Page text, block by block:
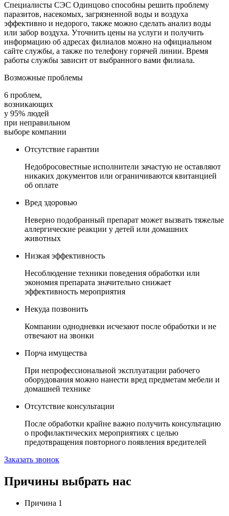
Специалисты СЭС Одинцово способны решить проблему
паразитов, насекомых, загрязненной воды и воздуха
эффективно и недорого, также можно сделать анализ воды
или забор воздуха. Уточнить цены на услуги и получить
информацию об адресах филиалов можно на официальном
сайте службы, а также по телефону горячей линии. Время
работы службы зависит от выбранного вами филиала.
Возможные проблемы
6 проблем,
возникающих
у 95% людей
при неправильном
выборе компании
Отсутствие гарантии
Недобросовестные исполнители зачастую не оставляют
никаких документов или ограничиваются квитанцией
об оплате
Вред здоровью
Неверно подобранный препарат может вызвать тяжелые
аллергические реакции у детей или домашних
животных
Низкая эффективность
Несоблюдение техники поведения обработки или
экономия препарата значительно снижает
эффективность мероприятия
Некуда позвонить
Компании однодневки исчезают после обработки и не
отвечают на звонки
Порча имущества
При непрофессиональной эксплуатации рабочего
оборудования можно нанести вред предметам мебели и
домашней технике
Отсутствие консультации
После обработки крайне важно получить консультацию
о профилактических мероприятиях с целью
предотвращения повторного появления вредителей
Заказать звонок
Причины выбрать нас
Причина 1